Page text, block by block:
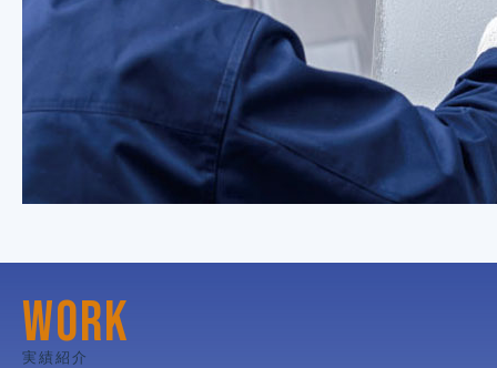
WORK
実績紹介